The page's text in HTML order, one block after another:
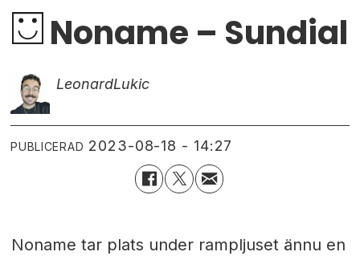
Noname – Sundial
LeonardLukic
PUBLICERAD 2023-08-18 - 14:27
Noname tar plats under rampljuset ännu en